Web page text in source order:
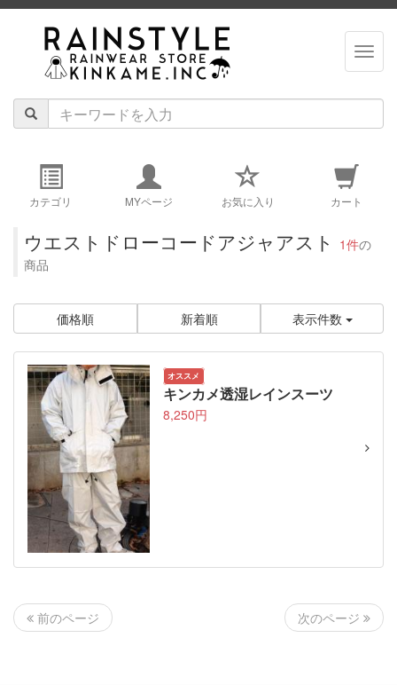
カテゴリ MYページ お気に入り カート
ウエストドローコードアジャアスト 1件の
商品
価格順 新着順 表示件数
オススメ
キンカメ透湿レインスーツ
8,250円
前のページ 次のページ